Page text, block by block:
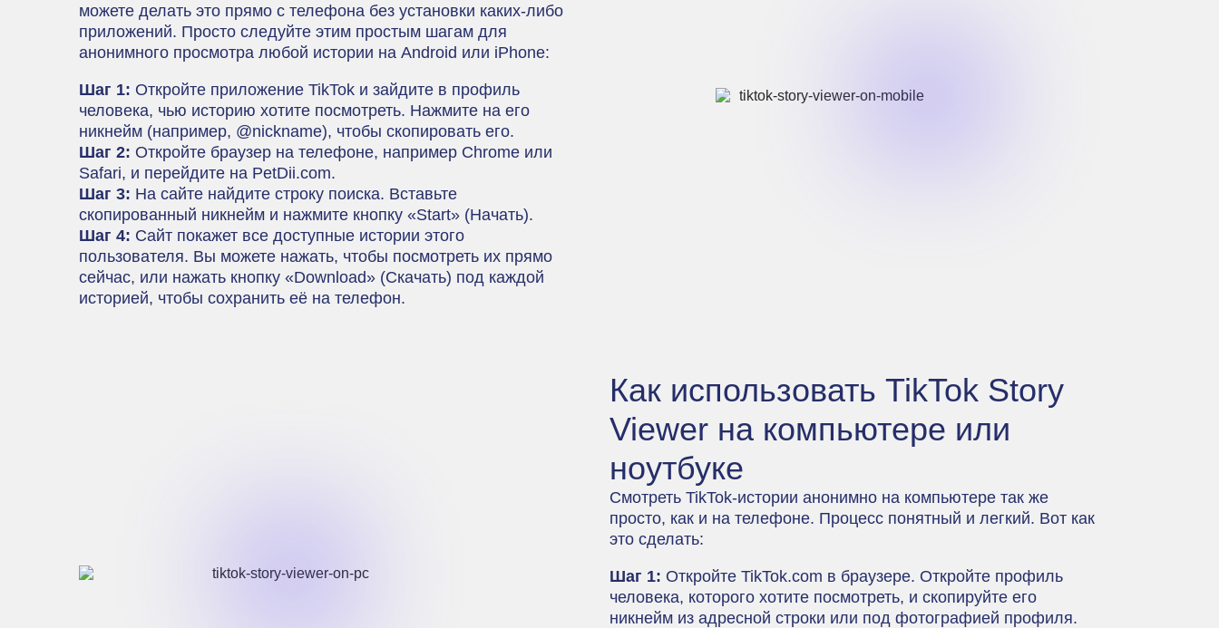
можете делать это прямо с телефона без установки каких-либо
приложений. Просто следуйте этим простым шагам для
анонимного просмотра любой истории на Android или iPhone:
Шаг 1: Откройте приложение TikTok и зайдите в профиль
человека, чью историю хотите посмотреть. Нажмите на его
никнейм (например, @nickname), чтобы скопировать его.
Шаг 2: Откройте браузер на телефоне, например Chrome или
Safari, и перейдите на PetDii.com.
Шаг 3: На сайте найдите строку поиска. Вставьте
скопированный никнейм и нажмите кнопку «Start» (Начать).
Шаг 4: Сайт покажет все доступные истории этого
пользователя. Вы можете нажать, чтобы посмотреть их прямо
сейчас, или нажать кнопку «Download» (Скачать) под каждой
историей, чтобы сохранить её на телефон.
Как использовать TikTok Story
Viewer на компьютере или
ноутбуке
Смотреть TikTok-истории анонимно на компьютере так же
просто, как и на телефоне. Процесс понятный и легкий. Вот как
это сделать:
Шаг 1: Откройте TikTok.com в браузере. Откройте профиль
человека, которого хотите посмотреть, и скопируйте его
никнейм из адресной строки или под фотографией профиля.